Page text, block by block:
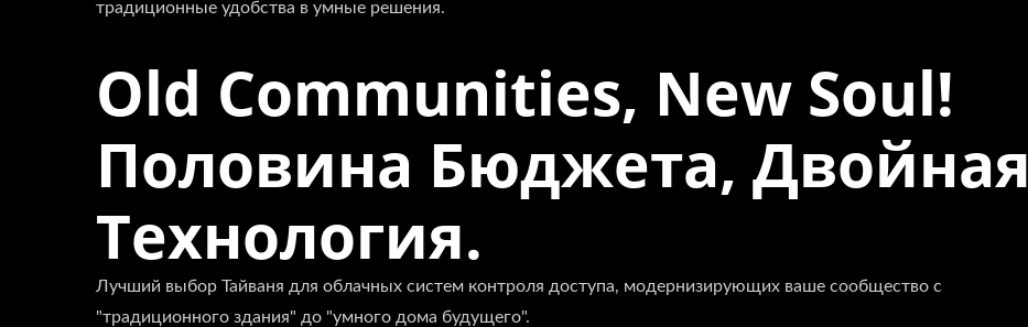
традиционные удобства в умные решения.
Old Communities, New Soul!
Половина Бюджета, Двойная
Технология.
Лучший выбор Тайваня для облачных систем контроля доступа, модернизирующих ваше сообщество с
"традиционного здания" до "умного дома будущего".